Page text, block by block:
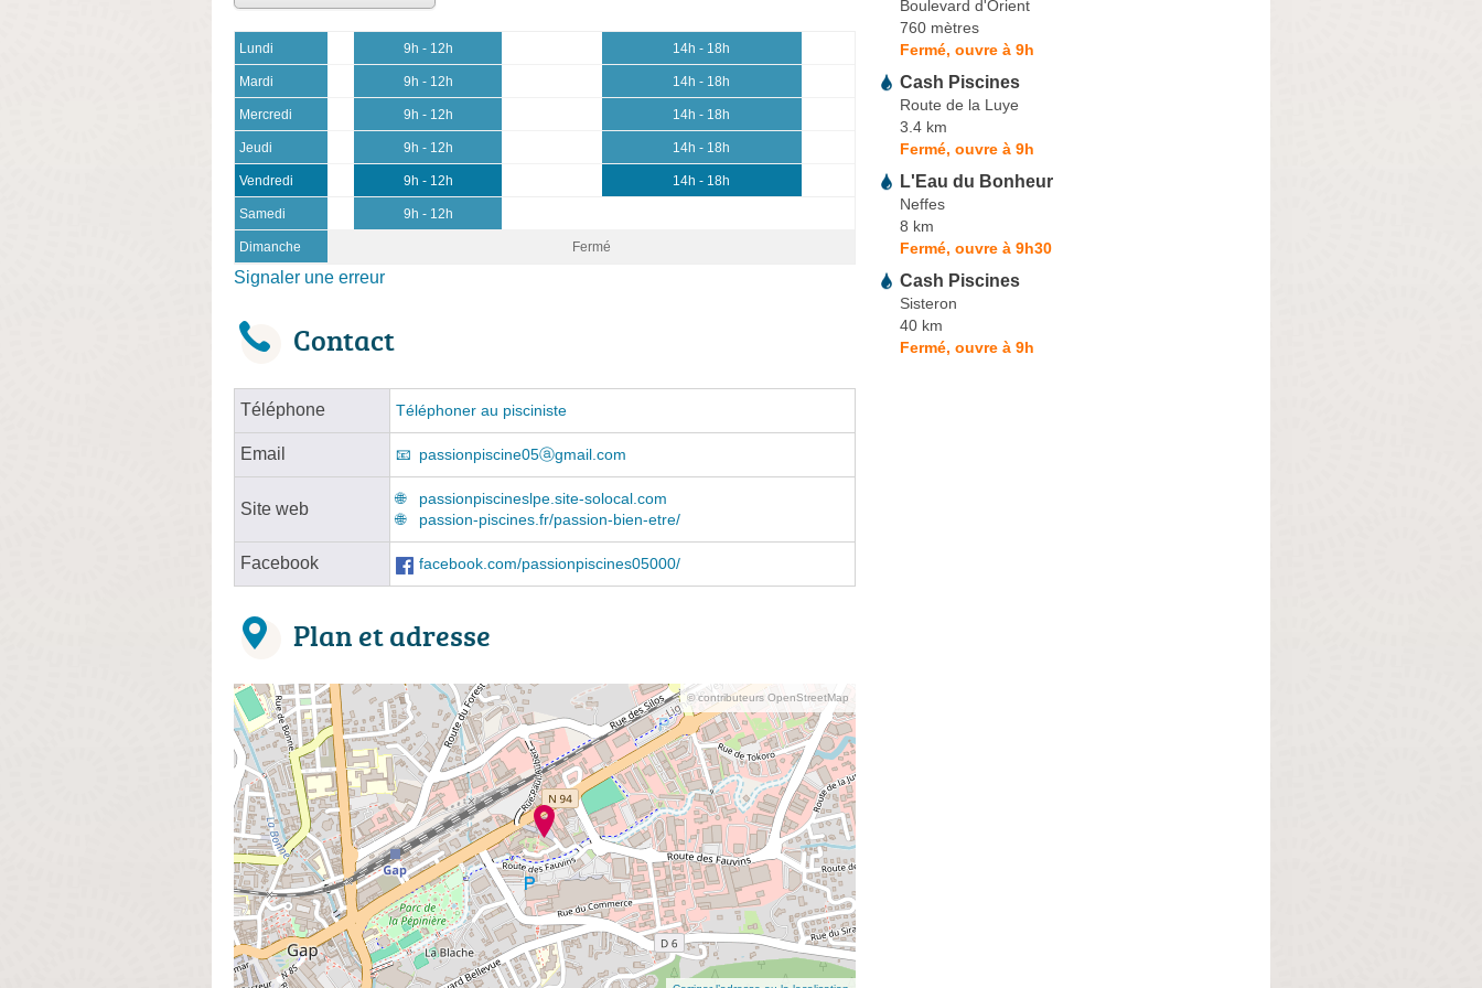
Lundi 9h - 12h 14h - 18h
Mardi 9h - 12h 14h - 18h
Mercredi 9h - 12h 14h - 18h
Jeudi 9h - 12h 14h - 18h
Vendredi 9h - 12h 14h - 18h
Samedi 9h - 12h
Dimanche Fermé
Signaler une erreur
Contact
Téléphone Téléphoner au pisciniste
Email passionpiscine05ⓐgmail.com
Site web
passionpiscineslpe.site-solocal.com
passion-piscines.fr/passion-bien-etre/
Facebook facebook.com/passionpiscines05000/
Plan et adresse
© contributeurs OpenStreetMap
Boulevard d'Orient
760 mètres
Fermé, ouvre à 9h
Cash Piscines
Route de la Luye
3.4 km
Fermé, ouvre à 9h
L'Eau du Bonheur
Neffes
8 km
Fermé, ouvre à 9h30
Cash Piscines
Sisteron
40 km
Fermé, ouvre à 9h